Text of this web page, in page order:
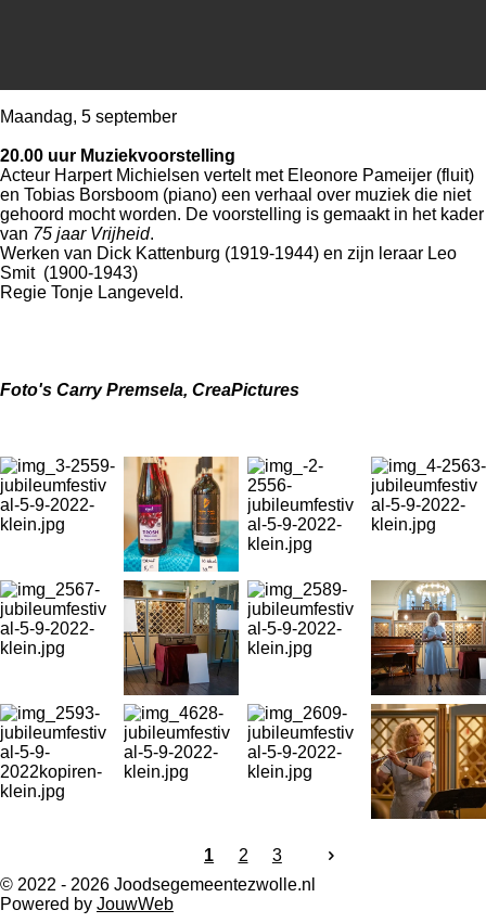
Maandag, 5 september
20.00 uur Muziekvoorstelling
Acteur Harpert Michielsen vertelt met Eleonore Pameijer (fluit)
en Tobias Borsboom (piano) een verhaal over muziek die niet
gehoord mocht worden. De voorstelling is gemaakt in het kader
van 75 jaar Vrijheid.
Werken van Dick Kattenburg (1919-1944) en zijn leraar Leo
Smit (1900-1943)
Regie Tonje Langeveld.
Foto's Carry Premsela, CreaPictures
1 2
3
© 2022 - 2026 Joodsegemeentezwolle.nl
Powered by JouwWeb